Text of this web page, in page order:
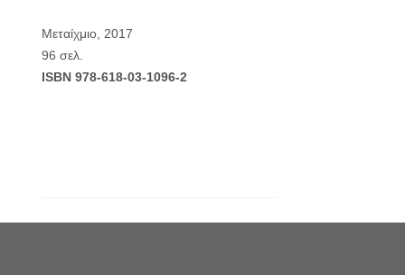
Μεταίχμιο, 2017
96 σελ.
ISBN 978-618-03-1096-2